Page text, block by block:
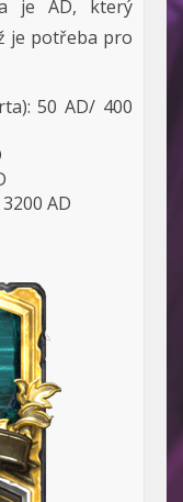
je AD, který
je potřeba pro
50 AD/ 400
AD